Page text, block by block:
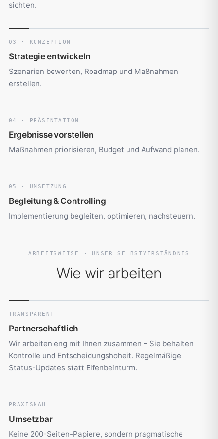
sichten.
03 · KONZEPTION
Strategie entwickeln
Szenarien bewerten, Roadmap und Maßnahmen
erstellen.
04 · PRÄSENTATION
Ergebnisse vorstellen
Maßnahmen priorisieren, Budget und Aufwand planen.
05 · UMSETZUNG
Begleitung & Controlling
Implementierung begleiten, optimieren, nachsteuern.
ARBEITSWEISE · UNSER SELBSTVERSTÄNDNIS
Wie wir arbeiten
TRANSPARENT
Partnerschaftlich
Wir arbeiten eng mit Ihnen zusammen – Sie behalten
Kontrolle und Entscheidungshoheit. Regelmäßige
Status-Updates statt Elfenbeinturm.
PRAXISNAH
Umsetzbar
Keine 200-Seiten-Papiere, sondern pragmatische